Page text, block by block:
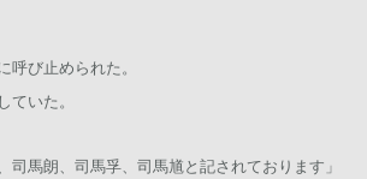
び止められた。
ていた。
司馬朗、司馬孚、司馬馗と記されております」